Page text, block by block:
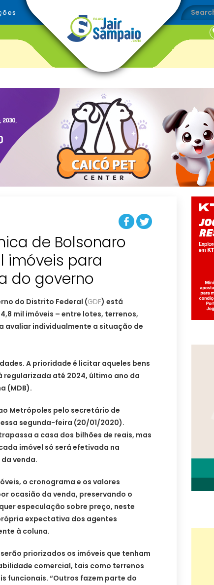
de Bolsonaro
imóveis para
do governo
do Distrito Federal (GDF) está
mil imóveis – entre lotes, terrenos,
avaliar individualmente a situação de
A prioridade é licitar aqueles bens
até 2024, último ano da
(MDB).
Metrópoles pelo secretário de
segunda-feira (20/01/2020).
a casa dos bilhões de reais, mas
imóvel só será efetivada na
venda.
o cronograma e os valores
ocasião da venda, preservando o
especulação sobre preço, neste
expectativa dos agentes
à coluna.
priorizados os imóveis que tenham
comercial, tais como terrenos
funcionais. “Outros fazem parte do